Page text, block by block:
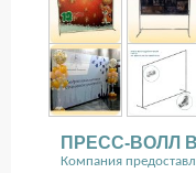
ПРЕСС-ВОЛЛ
Компания